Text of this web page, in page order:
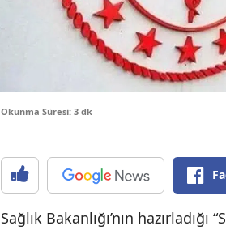
Okunma Süresi: 3 dk
Sağlık Bakanlığı’nın